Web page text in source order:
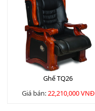
Ghế TQ26
Giá bán:22,210,000 VNĐ